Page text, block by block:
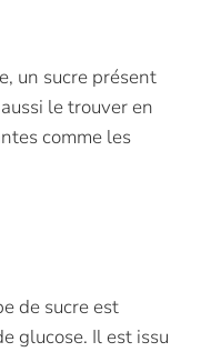
un sucre présent
le trouver en
comme les
de sucre est
glucose. Il est issu